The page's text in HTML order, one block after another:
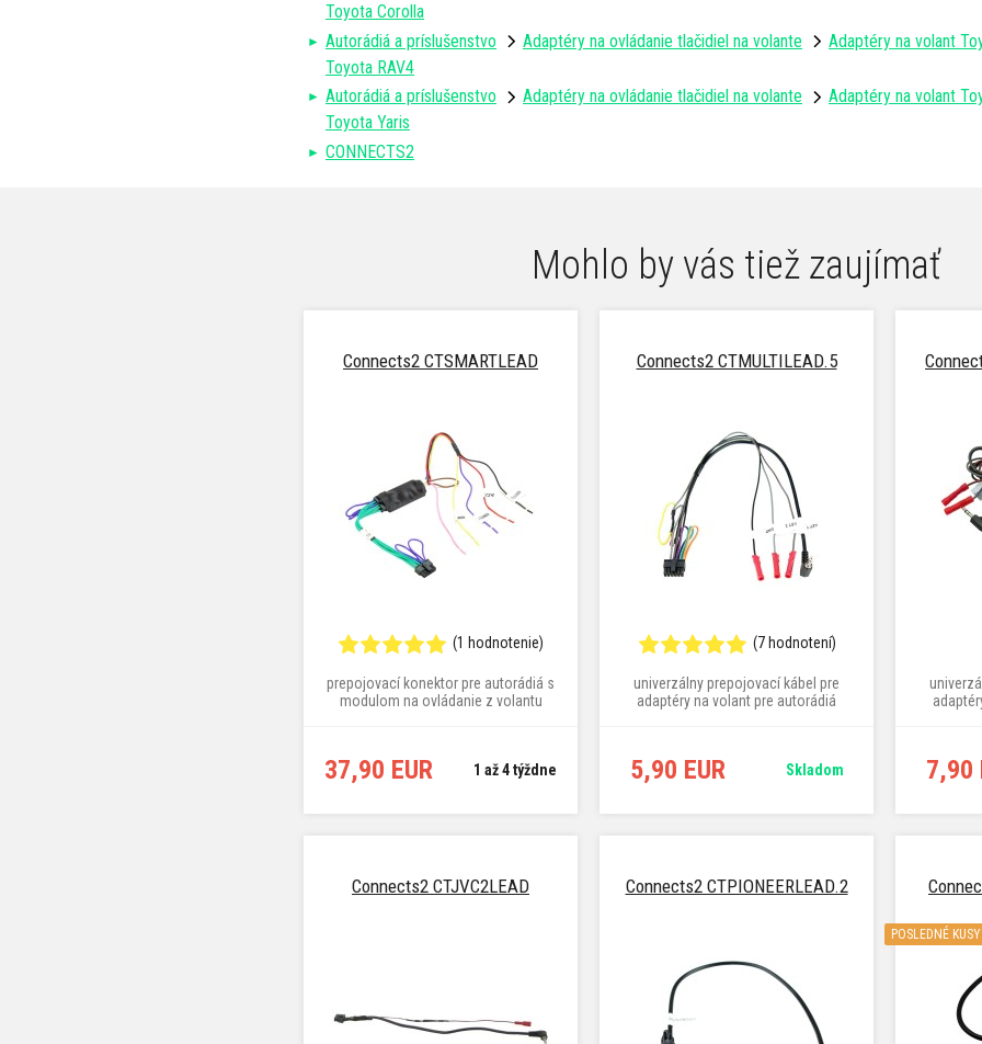
Toyota Corolla
Autorádiá a príslušenstvo
Adaptéry na ovládanie tlačidiel na volante Adaptéry na volant
Toyota RAV4
Autorádiá a príslušenstvo
Adaptéry na ovládanie tlačidiel na volante Adaptéry na volant
Toyota Yaris
CONNECTS2
Mohlo by vás tiež zaujímať
Connects2 CTSMARTLEAD
(1 hodnotenie)
prepojovací konektor pre autorádiá s
modulom na ovládanie z volantu
37,90 EUR 1 až 4 týždne
Connects2 CTMULTILEAD.5
(7 hodnotení)
univerzálny prepojovací kábel pre
adaptéry na volant pre autorádiá
5,90 EUR Skladom 7,90
Connects2 CTJVC2LEAD Connects2 CTPIONEERLEAD.2
POSLEDNÉ KUSY